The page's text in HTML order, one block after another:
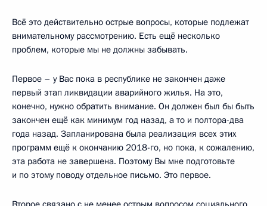
Всё это действительно острые вопросы, которые подлежат
внимательному рассмотрению. Есть ещё несколько
проблем, которые мы не должны забывать.
Первое – у Вас пока в республике не закончен даже
первый этап ликвидации аварийного жилья. На это,
конечно, нужно обратить внимание. Он должен был бы быть
закончен ещё как минимум год назад, а то и полтора-два
года назад. Запланирована была реализация всех этих
программ ещё к окончанию 2018-го, но пока, к сожалению,
эта работа не завершена. Поэтому Вы мне подготовьте
и по этому поводу отдельное письмо. Это первое.